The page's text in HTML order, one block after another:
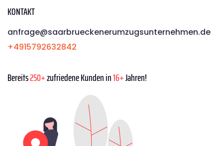
KONTAKT
anfrage@saarbrueckenerumzugsunternehmen.de
+4915792632842
Bereits250+zufriedene Kunden in16+Jahren!